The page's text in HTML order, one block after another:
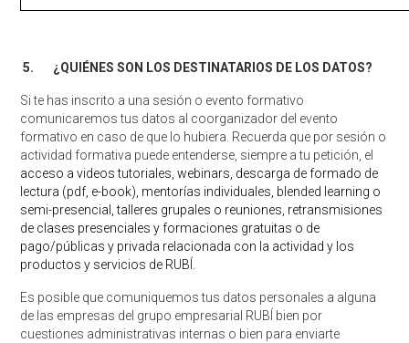
5. ¿QUIÉNES SON LOS DESTINATARIOS DE LOS DATOS?
Si te has inscrito a una sesión o evento formativo
comunicaremos tus datos al coorganizador del evento
formativo en caso de que lo hubiera. Recuerda que por sesión o
actividad formativa puede entenderse, siempre a tu petición, el
acceso a videos tutoriales, webinars, descarga de formado de
lectura (pdf, e-book), mentorías individuales, blended learning o
semi-presencial, talleres grupales o reuniones, retransmisiones
de clases presenciales y formaciones gratuitas o de
pago/públicas y privada relacionada con la actividad y los
productos y servicios de RUBÍ.
Es posible que comuniquemos tus datos personales a alguna
de las empresas del grupo empresarial RUBÍ bien por
cuestiones administrativas internas o bien para enviarte